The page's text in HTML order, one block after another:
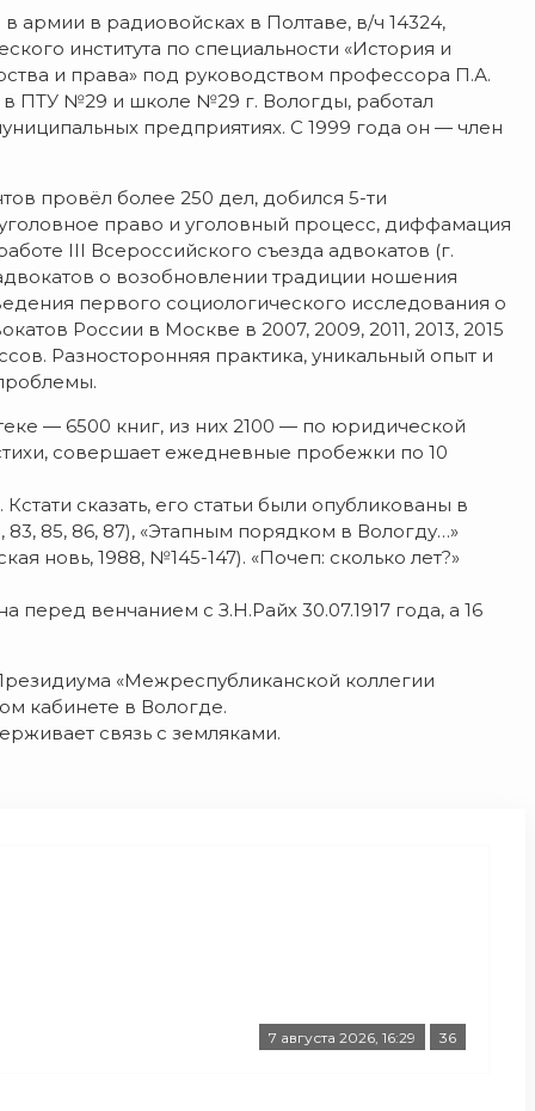
армии в радиовойсках в Полтаве, в/ч 14324,
института по специальности «История и
и права» под руководством профессора П.А.
ПТУ №29 и школе №29 г. Вологды, работал
предприятиях. С 1999 года он — член
провёл более 250 дел, добился 5-ти
право и уголовный процесс, диффамация
III Всероссийского съезда адвокатов (г.
о возобновлении традиции ношения
первого социологического исследования о
России в Москве в 2007, 2009, 2011, 2013, 2015
Разносторонняя практика, уникальный опыт и
— 6500 книг, из них 2100 — по юридической
совершает ежедневные пробежки по 10
сказать, его статьи были опубликованы в
85, 86, 87), «Этапным порядком в Вологду…»
новь, 1988, №145-147). «Почеп: сколько лет?»
венчанием с З.Н.Райх 30.07.1917 года, а 16
«Межреспубликанской коллегии
кабинете в Вологде.
связь с земляками.
7 августа 2026, 16:29 36